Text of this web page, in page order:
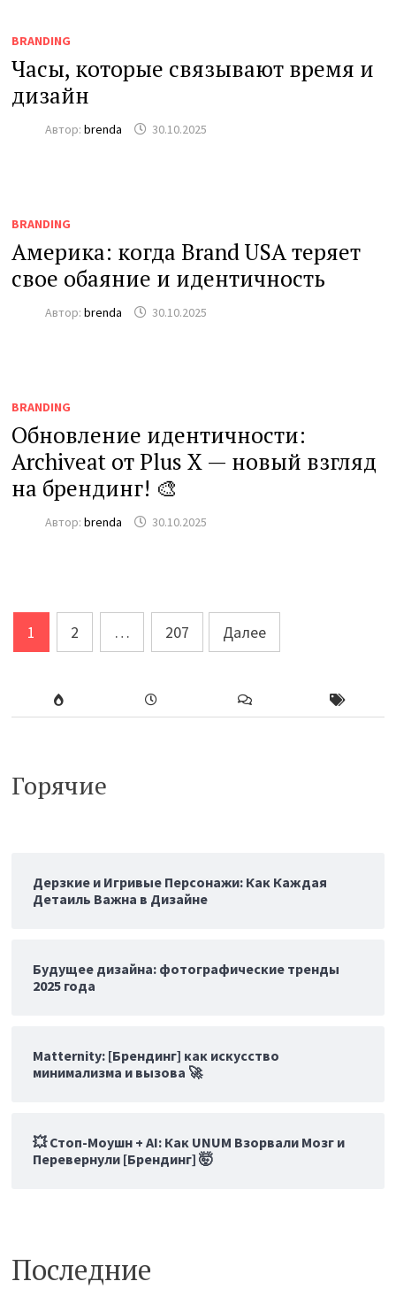
BRANDING
Часы, которые связывают время и
дизайн
Автор:brenda 30.10.2025
BRANDING
Америка: когда Brand USA теряет
свое обаяние и идентичность
Автор:brenda 30.10.2025
BRANDING
Обновление идентичности:
Archiveat от Plus X — новый взгляд
на брендинг! 🎨
Автор:brenda 30.10.2025
Пагинация
записей
1 2 … 207 Далее
Горячие
Дерзкие и Игривые Персонажи: Как Каждая
Детаиль Важна в Дизайне
Будущее дизайна: фотографические тренды
2025 года
Matternity: [Брендинг] как искусство
минимализма и вызова 🚀
💥 Стоп-Моушн + AI: Как UNUM Взорвали Мозг и
Перевернули [Брендинг] 🤯
Последние